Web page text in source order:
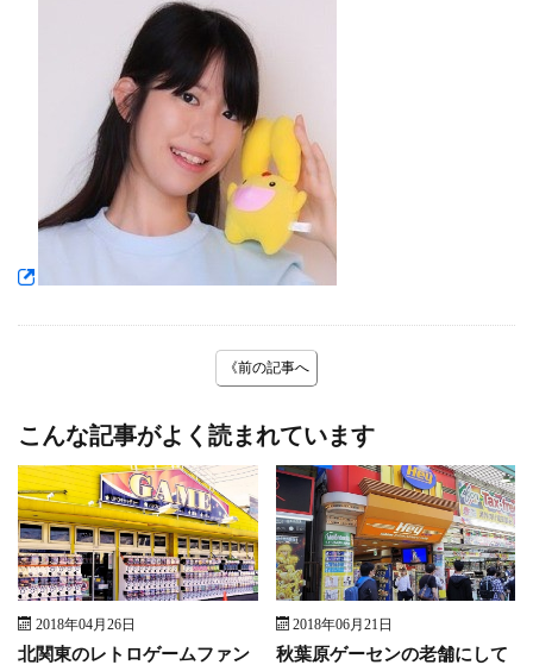
《前の記事へ
こんな記事がよく読まれています
2018年04月26日
北関東のレトロゲームファン
2018年06月21日
秋葉原ゲーセンの老舗にして